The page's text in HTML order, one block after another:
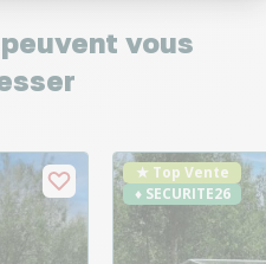
vous
★ Top Vente
♦ SECURITE26